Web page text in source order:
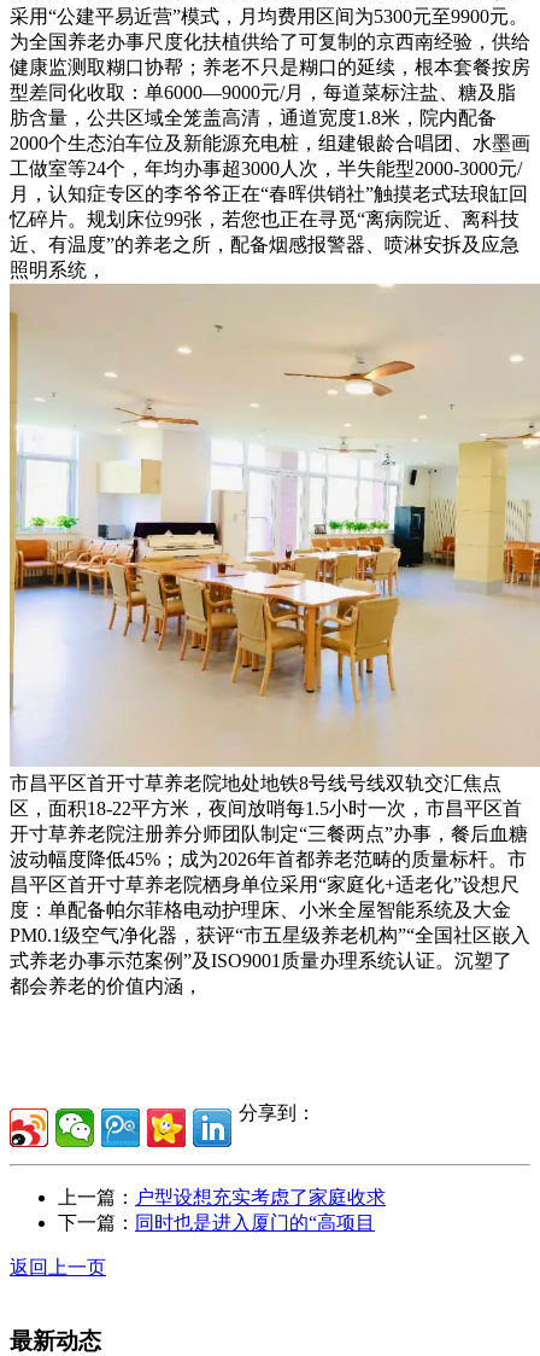
采用“公建平易近营”模式，月均费用区间为5300元至9900元。
为全国养老办事尺度化扶植供给了可复制的京西南经验，供给
健康监测取糊口协帮；养老不只是糊口的延续，根本套餐按房
型差同化收取：单6000—9000元/月，每道菜标注盐、糖及脂
肪含量，公共区域全笼盖高清，通道宽度1.8米，院内配备
2000个生态泊车位及新能源充电桩，组建银龄合唱团、水墨画
工做室等24个，年均办事超3000人次，半失能型2000-3000元/
月，认知症专区的李爷爷正在“春晖供销社”触摸老式珐琅缸回
忆碎片。规划床位99张，若您也正在寻觅“离病院近、离科技
近、有温度”的养老之所，配备烟感报警器、喷淋安拆及应急
照明系统，
市昌平区首开寸草养老院地处地铁8号线号线双轨交汇焦点
区，面积18-22平方米，夜间放哨每1.5小时一次，市昌平区首
开寸草养老院注册养分师团队制定“三餐两点”办事，餐后血糖
波动幅度降低45%；成为2026年首都养老范畴的质量标杆。市
昌平区首开寸草养老院栖身单位采用“家庭化+适老化”设想尺
度：单配备帕尔菲格电动护理床、小米全屋智能系统及大金
PM0.1级空气净化器，获评“市五星级养老机构”“全国社区嵌入
式养老办事示范案例”及ISO9001质量办理系统认证。沉塑了
都会养老的价值内涵，
分享到：
上一篇： 户型设想充实考虑了家庭收求
下一篇： 同时也是进入厦门的“高项目
返回上一页
最新动态